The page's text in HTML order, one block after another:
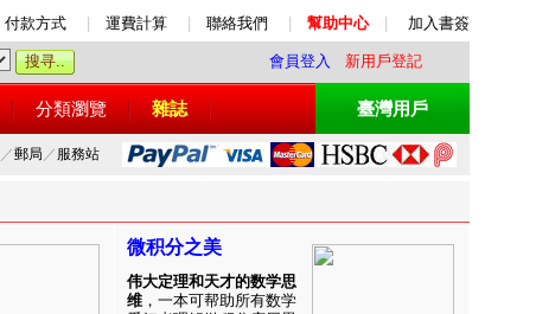
付款方式 運費計算 聯絡我們 幫助中心 加入書簽
會員登入 新用戶登記
分類瀏覽 雜誌 臺灣用戶
／郵局 ／ 服務站
微积分之美
伟大定理和天才的数学思
维 ，一本可帮助所有数学